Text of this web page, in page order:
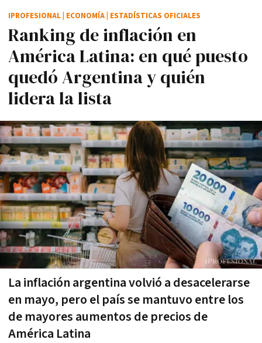
Ranking de inflación en
América Latina: en qué puesto
quedó Argentina y quién
lidera la lista
La inflación argentina volvió a desacelerarse
en mayo, pero el país se mantuvo entre los
de mayores aumentos de precios de
América Latina
IPROFESIONAL ECONOMÍA ESTADÍSTICAS OFICIALES